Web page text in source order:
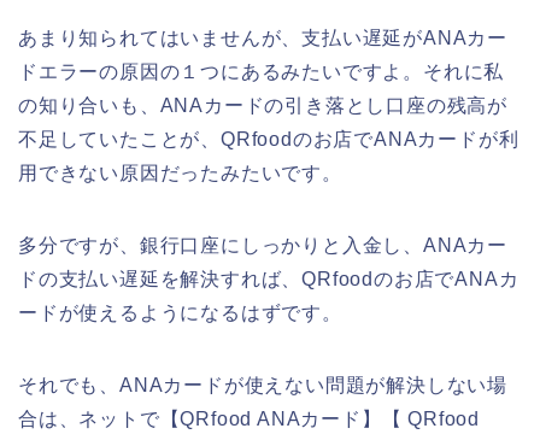
あまり知られてはいませんが、支払い遅延がANAカー
ドエラーの原因の１つにあるみたいですよ。それに私
の知り合いも、ANAカードの引き落とし口座の残高が
不足していたことが、QRfoodのお店でANAカードが利
用できない原因だったみたいです。
多分ですが、銀行口座にしっかりと入金し、ANAカー
ドの支払い遅延を解決すれば、QRfoodのお店でANAカ
ードが使えるようになるはずです。
それでも、ANAカードが使えない問題が解決しない場
合は、ネットで【QRfood ANAカード】【 QRfood